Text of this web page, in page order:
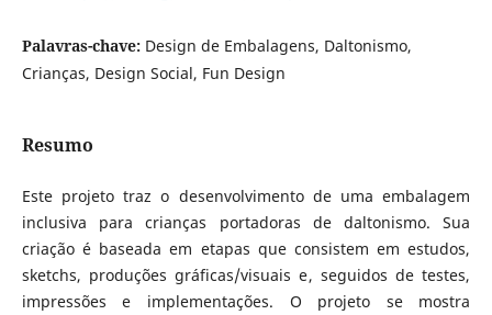
Palavras-chave: Design de Embalagens, Daltonismo,
Crianças, Design Social, Fun Design
Resumo
Este projeto traz o desenvolvimento de uma embalagem
inclusiva para crianças portadoras de daltonismo. Sua
criação é baseada em etapas que consistem em estudos,
sketchs, produções gráficas/visuais e, seguidos de testes,
impressões e implementações. O projeto se mostra